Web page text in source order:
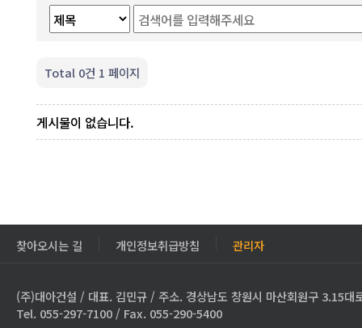
Total 0건 1 페이지
게시물이 없습니다.
찾아오시는 길 개인정보취급방침 관리자
(주)대아건설 / 대표. 김민규 / 주소. 경상남도 창원시 마산회원구 3.15대
Tel. 055-297-7100 / Fax. 055-290-5400